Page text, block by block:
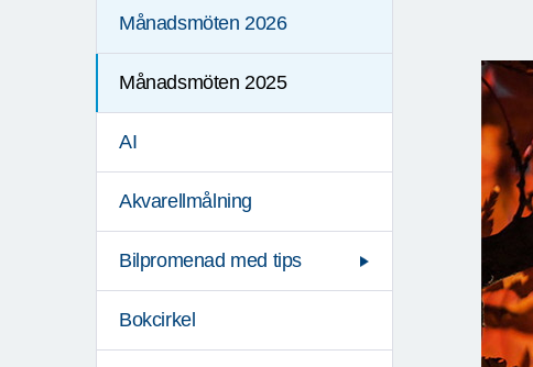
Månadsmöten 2026
Månadsmöten 2025
AI
Akvarellmålning
Bilpromenad med tips
Bokcirkel